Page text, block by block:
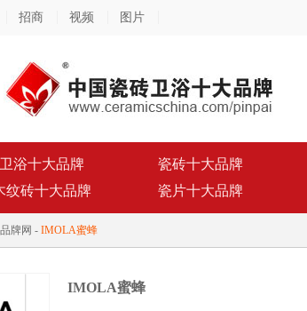
招商 视频 图片
卫浴十大品牌 瓷砖十大品牌
纹砖十大品牌 瓷片十大品牌
牌网 - IMOLA蜜蜂
IMOLA蜜蜂